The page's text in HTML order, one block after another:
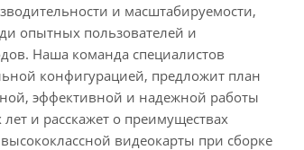
и масштабируемости,
опытных пользователей и
Наша команда специалистов
конфигурацией, предложит план
эффективной и надежной работы
и расскажет о преимуществах
видеокарты при сборке